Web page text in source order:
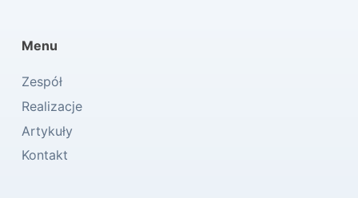
Menu
Zespół
Realizacje
Artykuły
Kontakt